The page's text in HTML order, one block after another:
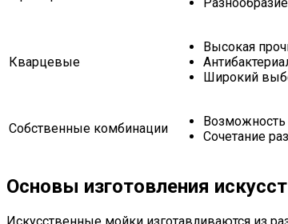
Кварцевые
Высокая
Широкий
Собственные комбинации
Сочетание
Основы изготовления